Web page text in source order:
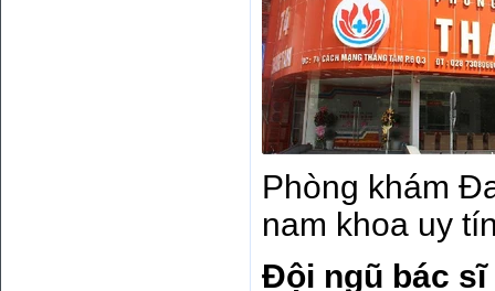
Phòng khám
nam khoa uy
Đội ngũ bác